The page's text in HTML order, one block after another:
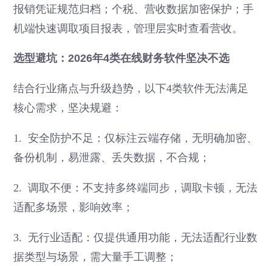
报销凭证规范归档；个税、营收数据加密保护；手
机端快速调取项目报表，管理层实时查看营收。
选型避坑：2026年4类在线财务软件坚决不选
结合行业痛点与升级趋势，以下4类软件无法满足
核心需求，坚决规避：
1. 安全防护不足：仅标注云端存储，无明确加密、
备份机制，易泄露、丢失数据，不合规；
2. 调取不便：不支持多终端同步，调取卡顿，无法
适配多场景，影响效率；
3. 无行业适配：仅提供通用功能，无法适配行业数
据类型与场景，需大量手工调整；